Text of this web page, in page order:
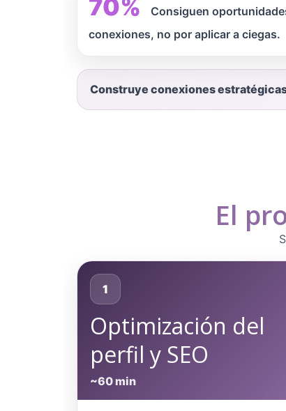
70%
Consiguen
conexiones, no por aplicar a ciegas.
Construye conexiones
El
1
Optimización del
perfil y SEO
~60 min